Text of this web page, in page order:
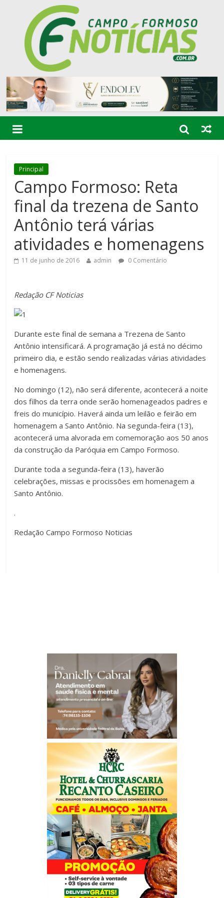
Principal
Campo Formoso: Reta
final da trezena de Santo
Antônio terá várias
atividades e homenagens
11 de junho de 2016 admin 0 Comentário
Redação CF Noticias
Durante este final de semana a Trezena de Santo
Antônio intensificará. A programação já está no décimo
primeiro dia, e estão sendo realizadas várias atividades
e homenagens.
No domingo (12), não será diferente, acontecerá a noite
dos filhos da terra onde serão homenageados padres e
freis do município. Haverá ainda um leilão e feirão em
homenagem a Santo Antônio. Na segunda-feira (13),
acontecerá uma alvorada em comemoração aos 50 anos
da construção da Paróquia em Campo Formoso.
Durante toda a segunda-feira (13), haverão
celebrações, missas e procissões em homenagem a
Santo Antônio.
.
Redação Campo Formoso Noticias